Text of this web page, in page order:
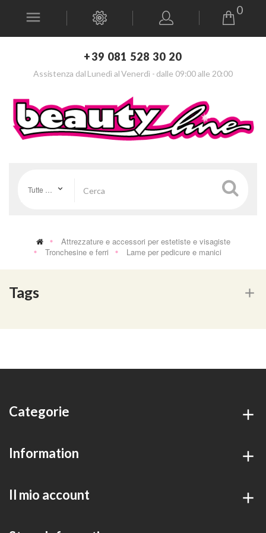
+39 081 528 30 20
Assistenza dal Lunedì al Venerdì - dalle 09:00 alle 20:00
0
Attrezzature e accessori per estetiste e visagiste
Tronchesine e ferri
Lame per pedicure e manici
Tags
Categorie
Information
Il mio account